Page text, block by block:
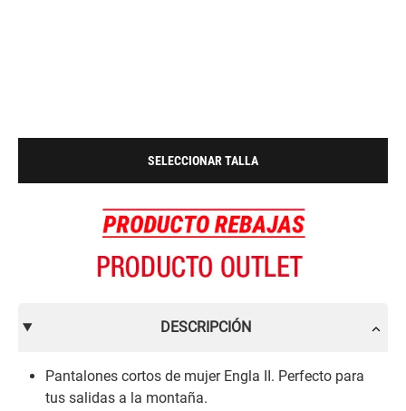
SELECCIONAR TALLA
DESCRIPCIÓN
Pantalones cortos de mujer Engla II. Perfecto para
tus salidas a la montaña.